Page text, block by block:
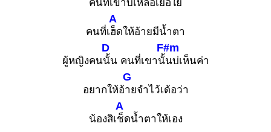
คนที่เขาบ่เหลือเยื่อใย
คนที่เ
A
ฮ็ดให้อ้ายมีน้ำตา
ผู้หญิงคน
D
นั้น คนที่เขานั้
F#m
นบ่เห็นค่า
อยากให้อ้
G
ายจำไว้เด้อว่า
น้องสิเ
A
ช็ดน้ำตาให้เอง